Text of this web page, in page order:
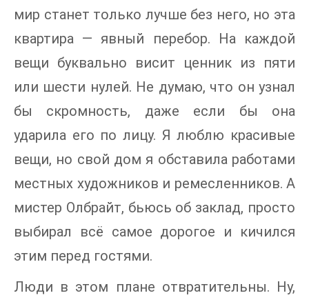
мир станет только лучше без него, но эта
квартира — явный перебор. На каждой
вещи буквально висит ценник из пяти
или шести нулей. Не думаю, что он узнал
бы скромность, даже если бы она
ударила его по лицу. Я люблю красивые
вещи, но свой дом я обставила работами
местных художников и ремесленников. А
мистер Олбрайт, бьюсь об заклад, просто
выбирал всё самое дорогое и кичился
этим перед гостями.
Люди в этом плане отвратительны. Ну,